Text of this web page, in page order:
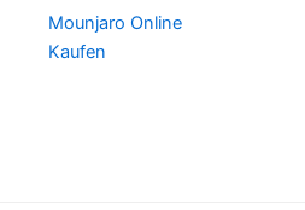
Mounjaro Online
Kaufen